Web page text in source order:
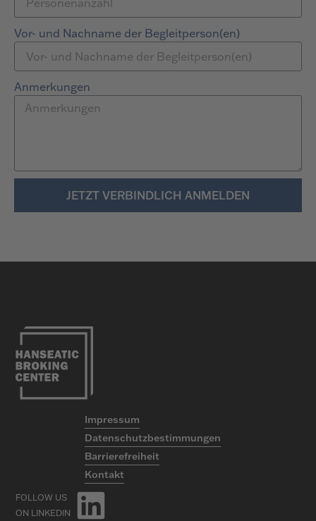
Vor- und Nachname der Begleitperson(en)
Anmerkungen
JETZT VERBINDLICH ANMELDEN
Impressum
Datenschutzbestimmungen
Barrierefreiheit
Kontakt
FOLLOW US
ON LINKEDIN